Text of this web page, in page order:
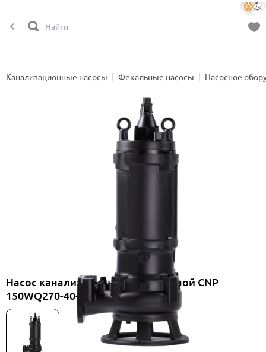
Канализационные насосы Фекальные насосы Насосное
Насос канализационный погружной CNP
150WQ270-40-55AC(I)